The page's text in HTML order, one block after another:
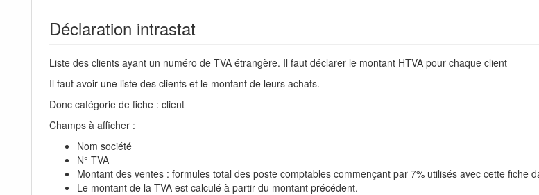
Déclaration intrastat
Liste des clients ayant un numéro de TVA étrangère. Il faut déclarer le montant HTVA pour chaque client
Il faut avoir une liste des clients et le montant de leurs achats.
Donc catégorie de fiche : client
Champs à afficher :
Nom société
N° TVA
Montant des ventes : formules total des poste comptables commençant par 7% utilisés avec cette fiche
Le montant de la TVA est calculé à partir du montant précédent.